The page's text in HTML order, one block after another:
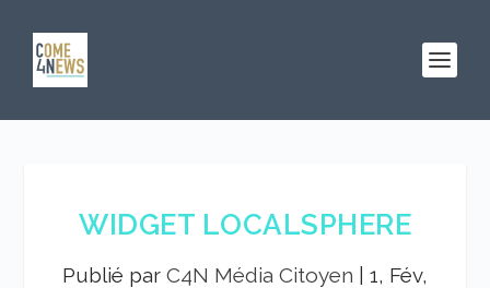
WIDGET LOCALSPHERE
Publié par C4N Média Citoyen
1, Fév,